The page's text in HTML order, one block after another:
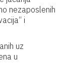
nezaposlenih
i
uz
u